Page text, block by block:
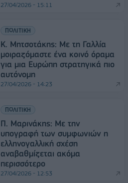
27/04/2026 - 15:11
ΠΟΛΙΤΙΚΗ
Κ. Μητσοτάκης: Με τη Γαλλία
μοιραζόμαστε ένα κοινό όραμα
για μια Ευρώπη στρατηγικά πιο
αυτόνομη
27/04/2026 - 14:23
ΠΟΛΙΤΙΚΗ
Π. Μαρινάκης: Με την
υπογραφή των συμφωνιών η
ελληνογαλλική σχέση
αναβαθμίζεται ακόμα
περισσότερο
27/04/2026 - 12:53